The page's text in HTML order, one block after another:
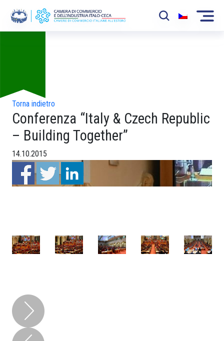
Eventi
Sviluppo Mercato
Soci
Partner
Progetti
Torna indietro
Conferenza “Italy & Czech Republic
– Building Together”
14.10.2015